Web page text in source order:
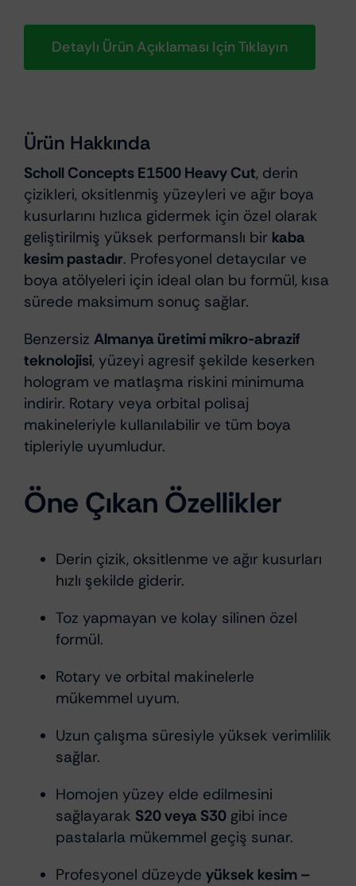
Detaylı Ürün Açıklaması Için Tıklayın
Ürün Hakkında
Scholl Concepts E1500 Heavy Cut, derin
çizikleri, oksitlenmiş yüzeyleri ve ağır boya
kusurlarını hızlıca gidermek için özel olarak
geliştirilmiş yüksek performanslı bir kaba
kesim pastadır. Profesyonel detaycılar ve
boya atölyeleri için ideal olan bu formül, kısa
sürede maksimum sonuç sağlar.
Benzersiz Almanya üretimi mikro-abrazif
teknolojisi, yüzeyi agresif şekilde keserken
hologram ve matlaşma riskini minimuma
indirir. Rotary veya orbital polisaj
makineleriyle kullanılabilir ve tüm boya
tipleriyle uyumludur.
Öne Çıkan Özellikler
Derin çizik, oksitlenme ve ağır kusurları
hızlı şekilde giderir.
Toz yapmayan ve kolay silinen özel
formül.
Rotary ve orbital makinelerle
mükemmel uyum.
Uzun çalışma süresiyle yüksek verimlilik
sağlar.
Homojen yüzey elde edilmesini
sağlayarak S20 veya S30gibi ince
pastalarla mükemmel geçiş sunar.
Profesyonel düzeyde yüksek kesim –